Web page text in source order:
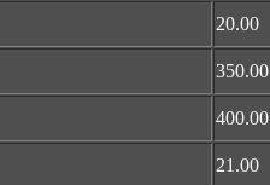
20.00
350.00
400.00
21.00